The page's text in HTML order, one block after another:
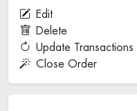
Edit
Delete
Update Transactions
Close Order